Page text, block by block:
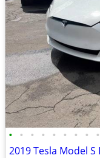
• • • • • • • • •
2019 Tesla Model